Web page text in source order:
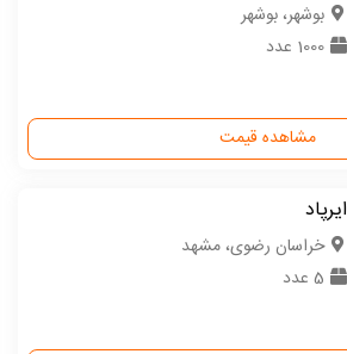
بوشهر، بوشهر
1000 عدد
مشاهده قیمت
ایرپاد
خراسان رضوی، مشهد
5 عدد